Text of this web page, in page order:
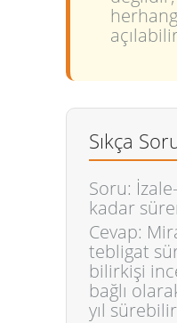
Sıkça
Soru:
kadar
Cevap:
tebligat
bilirkişi
bağlı
yıl